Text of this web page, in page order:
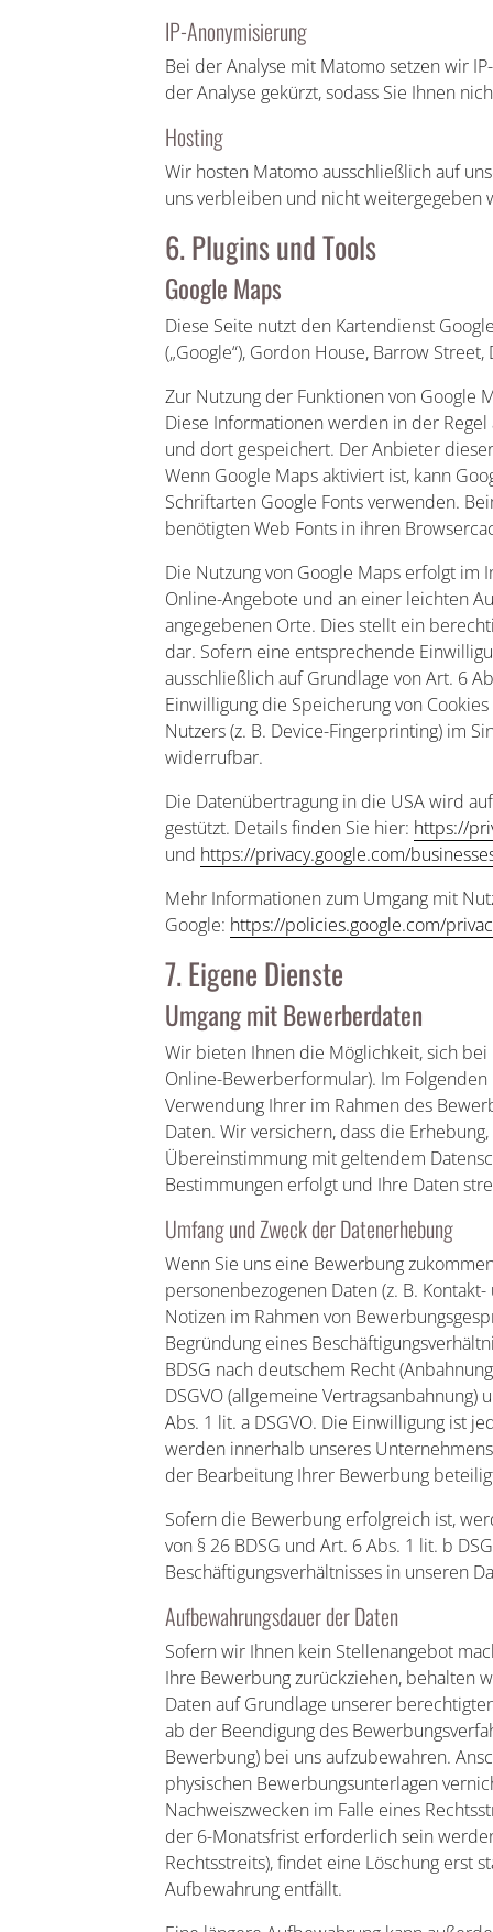
IP-Anonymisierung
Bei der Analyse mit Matomo setzen wir
der Analyse gekürzt, sodass Sie Ihnen
Hosting
Wir hosten Matomo ausschließlich auf
uns verbleiben und nicht weitergegeben
6. Plugins und Tools
Google Maps
Diese Seite nutzt den Kartendienst
(„Google“), Gordon House, Barrow
Zur Nutzung der Funktionen von Google
Diese Informationen werden in der
und dort gespeichert. Der Anbieter
Wenn Google Maps aktiviert ist, kann
Schriftarten Google Fonts verwenden.
benötigten Web Fonts in ihren
Die Nutzung von Google Maps erfolgt
Online-Angebote und an einer leichten
angegebenen Orte. Dies stellt ein
dar. Sofern eine entsprechende
ausschließlich auf Grundlage von Art. 6
Einwilligung die Speicherung von
Nutzers (z. B. Device-Fingerprinting) im
widerrufbar.
Die Datenübertragung in die USA wird
gestützt. Details finden Sie hier: https://
und https://privacy.google.com/
Mehr Informationen zum Umgang mit
Google: https://policies.google.com/
7. Eigene Dienste
Umgang mit Bewerberdaten
Wir bieten Ihnen die Möglichkeit, sich
Online-Bewerberformular). Im
Verwendung Ihrer im Rahmen des
Daten. Wir versichern, dass die
Übereinstimmung mit geltendem
Bestimmungen erfolgt und Ihre Daten
Umfang und Zweck der Datenerhebung
Wenn Sie uns eine Bewerbung
personenbezogenen Daten (z. B.
Notizen im Rahmen von
Begründung eines
BDSG nach deutschem Recht
DSGVO (allgemeine
Abs. 1 lit. a DSGVO. Die Einwilligung ist
werden innerhalb unseres
der Bearbeitung Ihrer Bewerbung
Sofern die Bewerbung erfolgreich ist,
von § 26 BDSG und Art. 6 Abs. 1 lit. b
Beschäftigungsverhältnisses in unseren
Aufbewahrungsdauer der Daten
Sofern wir Ihnen kein Stellenangebot
Ihre Bewerbung zurückziehen, behalten
Daten auf Grundlage unserer
ab der Beendigung des
Bewerbung) bei uns aufzubewahren.
physischen Bewerbungsunterlagen
Nachweiszwecken im Falle eines
der 6-Monatsfrist erforderlich sein
Rechtsstreits), findet eine Löschung erst
Aufbewahrung entfällt.